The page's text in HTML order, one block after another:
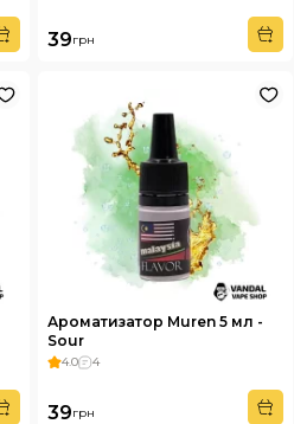
39грн
Ароматизатор Muren 5 мл -
Sour
4.0 4
39грн